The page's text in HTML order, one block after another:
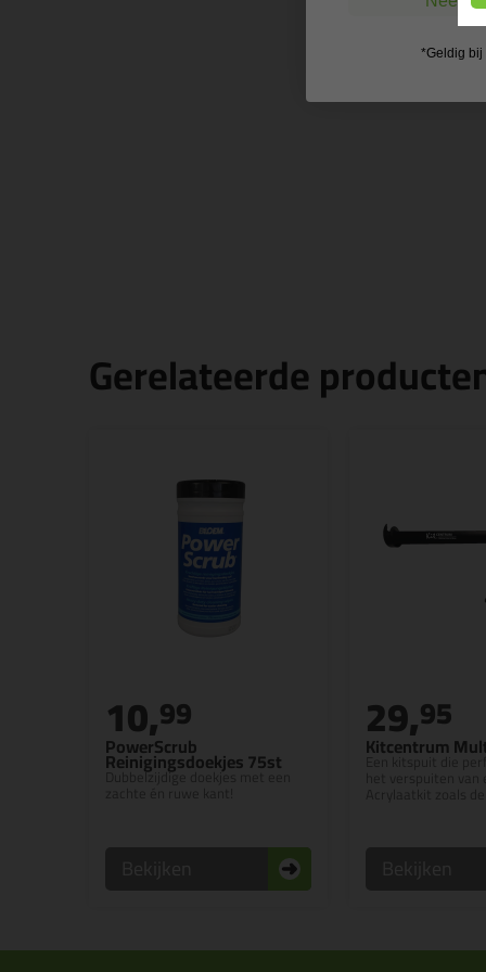
Gerelateerde
PowerScrub
Reinigingsdoekjes 75st
Dubbelzijdige doekjes met een
10,99
Kitcentrum
Een kitspuit die
29,95
*Geldig bij